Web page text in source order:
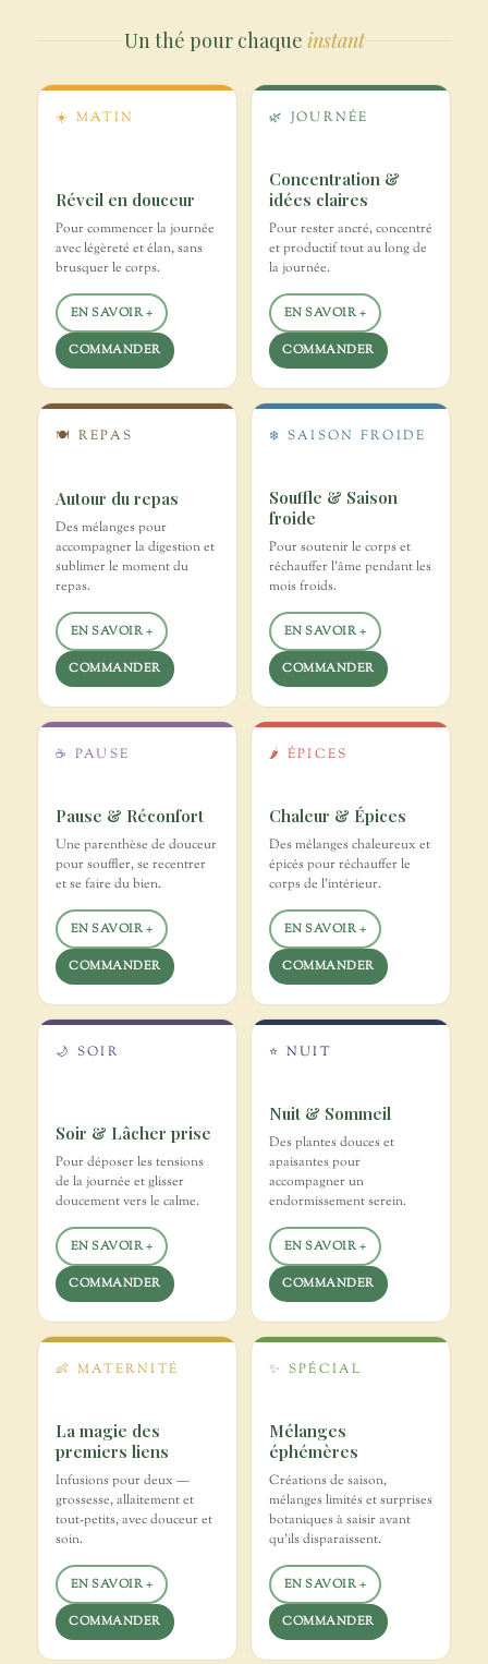
Un thé pour chaque instant
☀️ MATIN
Réveil en douceur
Pour commencer la journée
avec légèreté et élan, sans
brusquer le corps.
EN SAVOIR +
COMMANDER
🌿 JOURNÉE
Concentration &
idées claires
Pour rester ancré, concentré
et productif tout au long de
la journée.
EN SAVOIR +
COMMANDER
🍽️ REPAS
Autour du repas
Des mélanges pour
accompagner la digestion et
sublimer le moment du
repas.
EN SAVOIR +
COMMANDER
❄️ SAISON FROIDE
Souffle & Saison
froide
Pour soutenir le corps et
réchauffer l'âme pendant les
mois froids.
EN SAVOIR +
COMMANDER
☕ PAUSE
Pause & Réconfort
Une parenthèse de douceur
pour souffler, se recentrer
et se faire du bien.
EN SAVOIR +
COMMANDER
🌶️ ÉPICES
Chaleur & Épices
Des mélanges chaleureux et
épicés pour réchauffer le
corps de l'intérieur.
EN SAVOIR +
COMMANDER
🌙 SOIR
Soir & Lâcher prise
Pour déposer les tensions
de la journée et glisser
doucement vers le calme.
EN SAVOIR +
COMMANDER
⭐ NUIT
Nuit & Sommeil
Des plantes douces et
apaisantes pour
accompagner un
endormissement serein.
EN SAVOIR +
COMMANDER
👶 MATERNITÉ
La magie des
premiers liens
Infusions pour deux —
grossesse, allaitement et
tout-petits, avec douceur et
soin.
EN SAVOIR +
COMMANDER
✨ SPÉCIAL
Mélanges
éphémères
Créations de saison,
mélanges limités et surprises
botaniques à saisir avant
qu'ils disparaissent.
EN SAVOIR +
COMMANDER